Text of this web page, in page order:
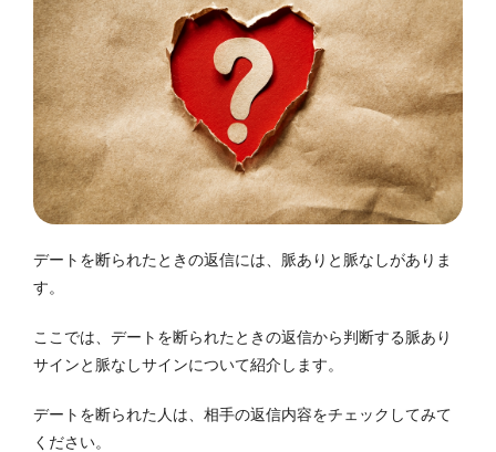
デートを断られたときの返信には、脈ありと脈なしがありま
す。
ここでは、デートを断られたときの返信から判断する脈あり
サインと脈なしサインについて紹介します。
デートを断られた人は、相手の返信内容をチェックしてみて
ください。